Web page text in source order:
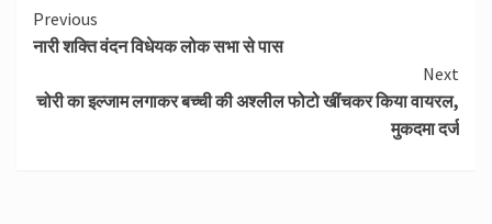
Continue
Reading
Previous
नारी शक्ति वंदन विधेयक लोक सभा से पास
Next
चोरी का इल्जाम लगाकर बच्ची की अश्लील फोटो खींचकर किया वायरल,
मुकदमा दर्ज